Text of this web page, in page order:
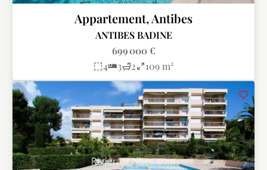
Appartement, Antibes
ANTIBES BADINE
699 000 €
4
3 2 109 m²